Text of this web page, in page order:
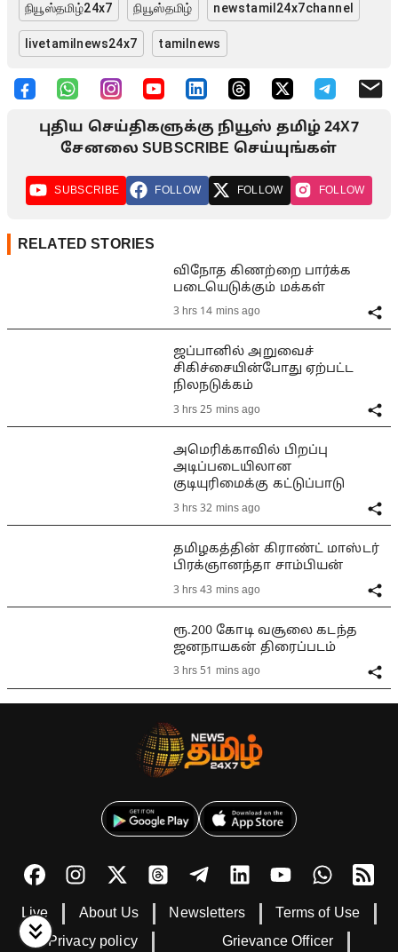
நியூஸ்தமிழ்24x7 நியூஸ்தமிழ் newstamil24x7channel
livetamilnews24x7 tamilnews
புதிய செய்திகளுக்கு நியூஸ் தமிழ் 24X7
சேனலை SUBSCRIBE செய்யுங்கள்
SUBSCRIBE FOLLOW FOLLOW FOLLOW
RELATED STORIES
விநோத கிணற்றை பார்க்க
படையெடுக்கும் மக்கள்
3 hrs 14 mins ago
ஜப்பானில் அறுவைச்
சிகிச்சையின்போது ஏற்பட்ட
நிலநடுக்கம்
3 hrs 25 mins ago
அமெரிக்காவில் பிறப்பு
அடிப்படையிலான
குடியுரிமைக்கு கட்டுப்பாடு
3 hrs 32 mins ago
தமிழகத்தின் கிராண்ட் மாஸ்டர்
பிரக்ஞானந்தா சாம்பியன்
3 hrs 43 mins ago
ரூ.200 கோடி வசூலை கடந்த
ஜனநாயகன் திரைப்படம்
3 hrs 51 mins ago
Live About Us Newsletters
Terms of Use
Privacy policy
Grievance Officer